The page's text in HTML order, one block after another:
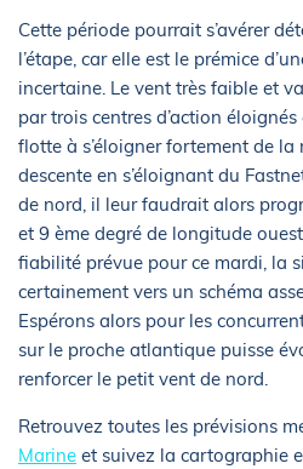
Cette période pourrait s’avérer
l’étape, car elle est le prémice
incertaine. Le vent très faible et
par trois centres d’action
flotte à s’éloigner fortement de
descente en s’éloignant du
de nord, il leur faudrait alors
et 9 ème degré de longitude
fiabilité prévue pour ce mardi, la
certainement vers un schéma
Espérons alors pour les
sur le proche atlantique puisse
renforcer le petit vent de nord.
Retrouvez toutes les prévisions
Marine et suivez la cartographie